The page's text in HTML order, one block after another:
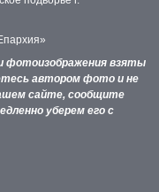
фотоизображения взяты
автором фото и не
сайте, сообщите
уберем его с